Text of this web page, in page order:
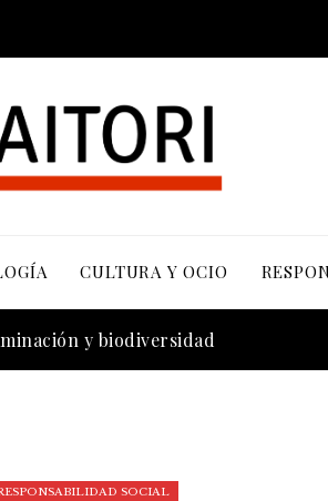
CULTURA Y OCIO
y biodiversidad
SOCIAL